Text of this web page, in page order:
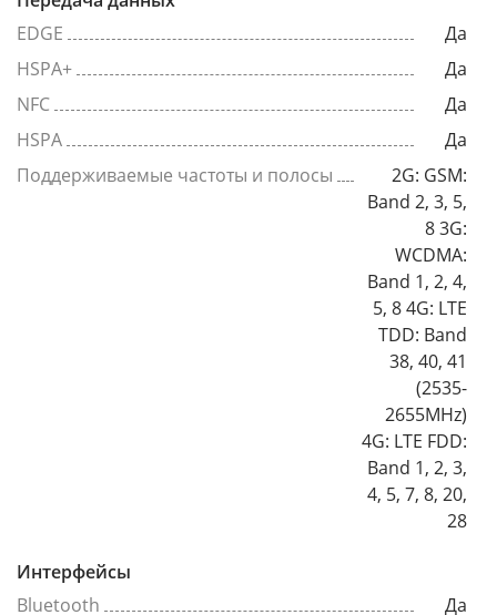
EDGE
Да
HSPA+
Да
NFC
Да
HSPA
Да
Поддерживаемые частоты и полосы
2G: GSM:
Band 2, 3, 5,
8 3G:
WCDMA:
Band 1, 2, 4,
5, 8 4G: LTE
TDD: Band
38, 40, 41
(2535-
2655MHz)
4G: LTE FDD:
Band 1, 2, 3,
4, 5, 7, 8, 20,
28
Интерфейсы
Bluetooth
Да